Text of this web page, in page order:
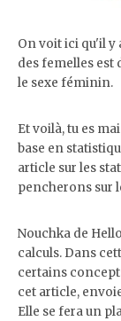
On voit ici qu'il y
des femelles est
le sexe féminin.
Et voilà, tu es
base en
article sur les
pencherons sur
Nouchka de
calculs. Dans
certains
cet article,
Elle se fera un